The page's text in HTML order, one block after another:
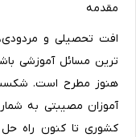
مقدمه
افت تحصیلی و
ترین مسائل آموزشی
هنوز مطرح است. شکست
آموزان مصیبتی به
کشوری تا کنون راه